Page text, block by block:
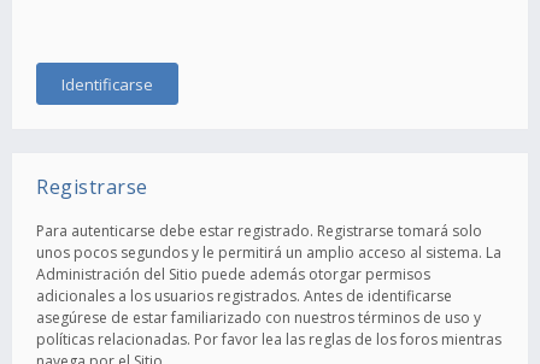
Registrarse
Para autenticarse debe estar registrado. Registrarse tomará solo
unos pocos segundos y le permitirá un amplio acceso al sistema. La
Administración del Sitio puede además otorgar permisos
adicionales a los usuarios registrados. Antes de identificarse
asegúrese de estar familiarizado con nuestros términos de uso y
políticas relacionadas. Por favor lea las reglas de los foros mientras